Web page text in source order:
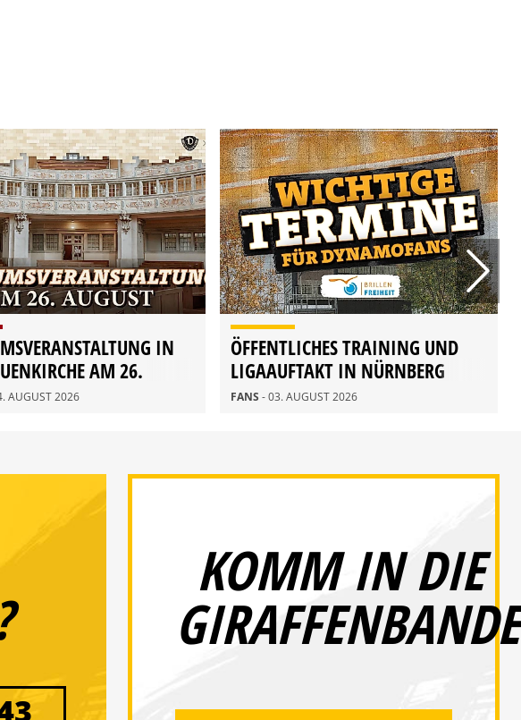
IN
AM 26.
AUGUST 2026
ÖFFENTLICHES TRAINING UND
LIGAAUFTAKT IN NÜRNBERG
FANS - 03. AUGUST 2026
KOMM IN DIE
GIRAFFENBANDE